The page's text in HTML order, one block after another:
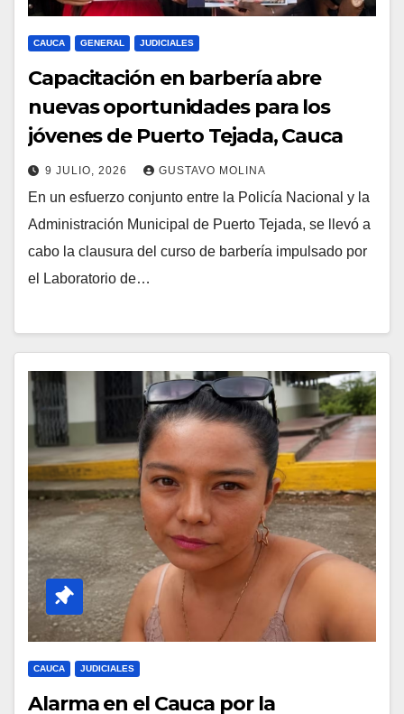
CAUCA GENERAL JUDICIALES
Capacitación en barbería abre
nuevas oportunidades para los
jóvenes de Puerto Tejada, Cauca
9 JULIO, 2026 GUSTAVO MOLINA
En un esfuerzo conjunto entre la Policía Nacional y la
Administración Municipal de Puerto Tejada, se llevó a
cabo la clausura del curso de barbería impulsado por
el Laboratorio de…
CAUCA JUDICIALES
Alarma en el Cauca por la